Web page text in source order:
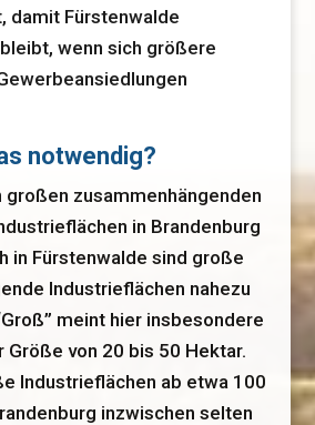
damit Fürstenwalde
wenn sich größere
notwendig?
großen zusammenhängenden
in Brandenburg
in Fürstenwalde sind große
Industrieflächen nahezu
meint hier insbesondere
Größe von 20 bis 50 Hektar.
Industrieflächen ab etwa 100
inzwischen selten